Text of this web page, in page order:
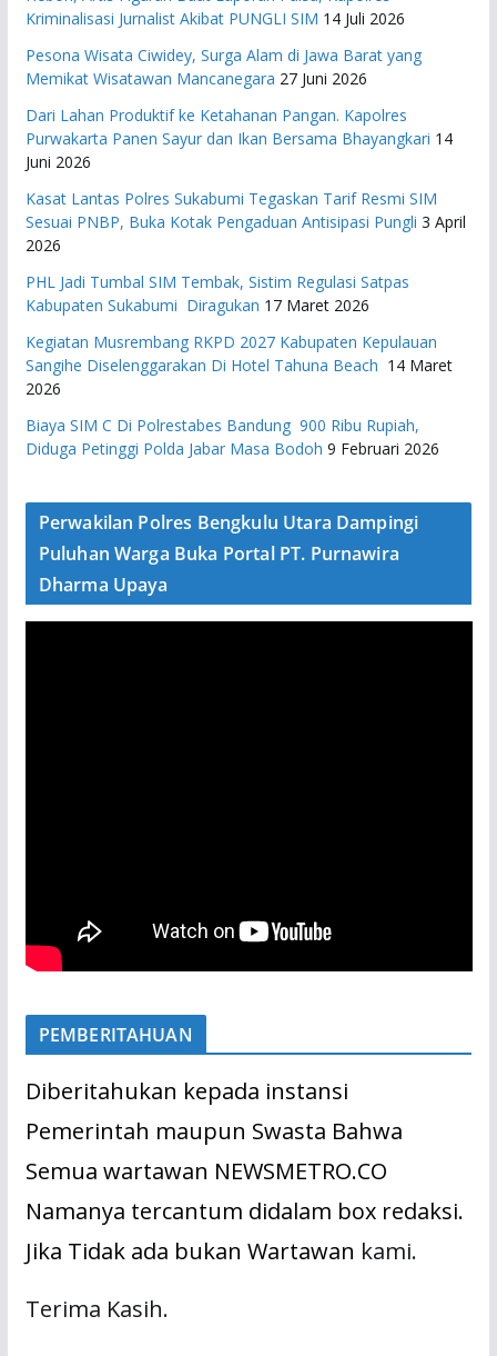
Kriminalisasi Jurnalist Akibat PUNGLI SIM 14 Juli 2026
Pesona Wisata Ciwidey, Surga Alam di Jawa Barat yang
Memikat Wisatawan Mancanegara 27 Juni 2026
Dari Lahan Produktif ke Ketahanan Pangan. Kapolres
Purwakarta Panen Sayur dan Ikan Bersama Bhayangkari 14
Juni 2026
Kasat Lantas Polres Sukabumi Tegaskan Tarif Resmi SIM
Sesuai PNBP, Buka Kotak Pengaduan Antisipasi Pungli 3 April
2026
PHL Jadi Tumbal SIM Tembak, Sistim Regulasi Satpas
Kabupaten Sukabumi Diragukan 17 Maret 2026
Kegiatan Musrembang RKPD 2027 ​Kabupaten Kepulauan
Sangihe Diselenggarakan Di Hotel Tahuna Beach 14 Maret
2026
Biaya SIM C Di Polrestabes Bandung 900 Ribu Rupiah,
Diduga Petinggi Polda Jabar Masa Bodoh 9 Februari 2026
Perwakilan Polres Bengkulu Utara Dampingi
Puluhan Warga Buka Portal PT. Purnawira
Dharma Upaya
PEMBERITAHUAN
Diberitahukan kepada instansi
Pemerintah maupun Swasta Bahwa
Semua wartawan NEWSMETRO.CO
Namanya tercantum didalam box redaksi.
Jika Tidak ada bukan Wartawan kami.
Terima Kasih.